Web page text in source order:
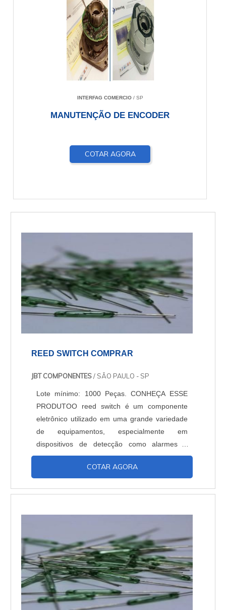
INTERFAG COMERCIO/ SP
MANUTENÇÃO DE ENCODER
COTAR AGORA
REED SWITCH COMPRAR
JBT COMPONENTES/ SÃO PAULO - SP
Lote mínimo: 1000 Peças. CONHEÇA ESSE
PRODUTOO reed switch é um componente
eletrônico utilizado em uma grande variedade
de equipamentos, especialmente em
dispositivos de detecção como alarmes e
sensores. Pode ser acionado de modo rápido
através de campos magnéticos. Porém, para
bom fornecedor é essencial. Os reed-switches
COTAR AGORA